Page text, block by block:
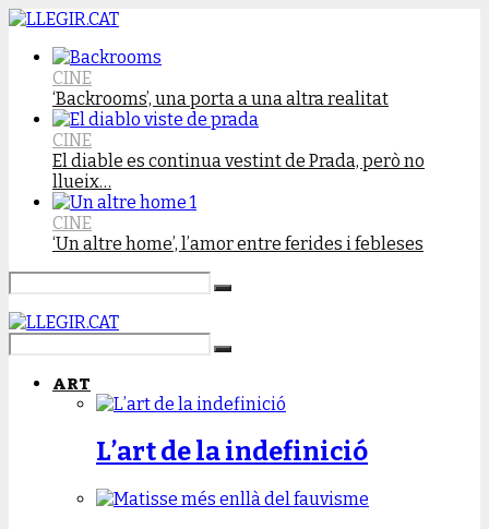
CINE
‘Backrooms’, una porta a una altra realitat
CINE
El diable es continua vestint de Prada, però no
llueix…
CINE
‘Un altre home’, l’amor entre ferides i febleses
ART
L’art de la indefinició